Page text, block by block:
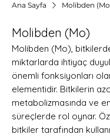
Ana Sayfa Molibden
Molibden (Mo)
Molibden (Mo),
miktarlarda ihtiyaç
önemli fonksiyonları
elementidir. Bitkilerin
metabolizmasında ve
süreçlerde rol oynar.
bitkiler tarafından